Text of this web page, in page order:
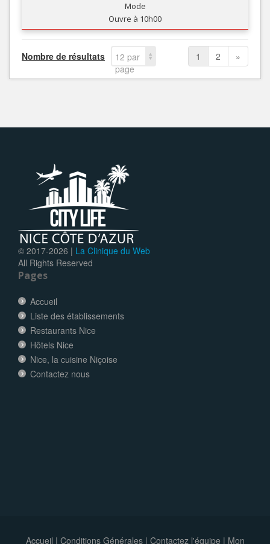
Mode
Ouvre à 10h00
Nombre de résultats
12 par
page
1 2 »
© 2017-2026 | La Clinique du Web
All Rights Reserved
Pages
Accueil
Liste des établissements
Restaurants Nice
Hôtels Nice
Nice, la cuisine Niçoise
Contactez nous
Accueil | Conditions Générales| Contactez l'équipe | Mon